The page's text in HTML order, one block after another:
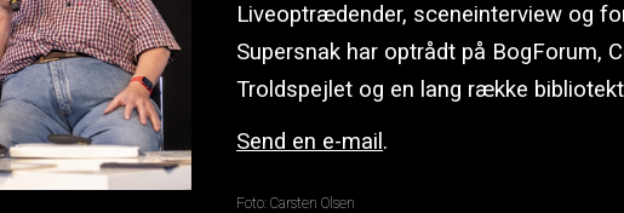
Liveoptrædender, sceneinterview og
Supersnak har optrådt på BogForum,
Troldspejlet og en lang række
Send en e-mail .
Foto: Carsten Olsen